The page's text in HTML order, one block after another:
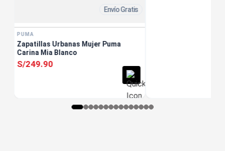
Envío Gratis
PUMA
Zapatillas Urbanas Mujer Puma
Carina Mia Blanco
S/249.90